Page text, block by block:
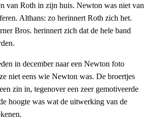
van Roth in zijn huis. Newton was niet van
Althans: zo herinnert Roth zich het.
Bros. herinnert zich dat de hele band
in december naar een Newton foto
niet eens wie Newton was. De broertjes
zin in, tegenover een zeer gemotiveerde
hoogte was wat de uitwerking van de